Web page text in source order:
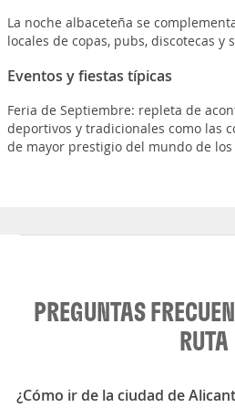
La noche albaceteña se
locales de copas, pubs, discotecas y
Eventos y fiestas típicas
Feria de Septiembre: repleta de
deportivos y tradicionales como las
de mayor prestigio del mundo de los
PREGUNTAS
RUTA
¿Cómo ir de la ciudad de